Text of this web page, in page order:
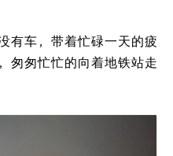
有车，带着忙碌一天的疲
匆匆忙忙的向着地铁站走